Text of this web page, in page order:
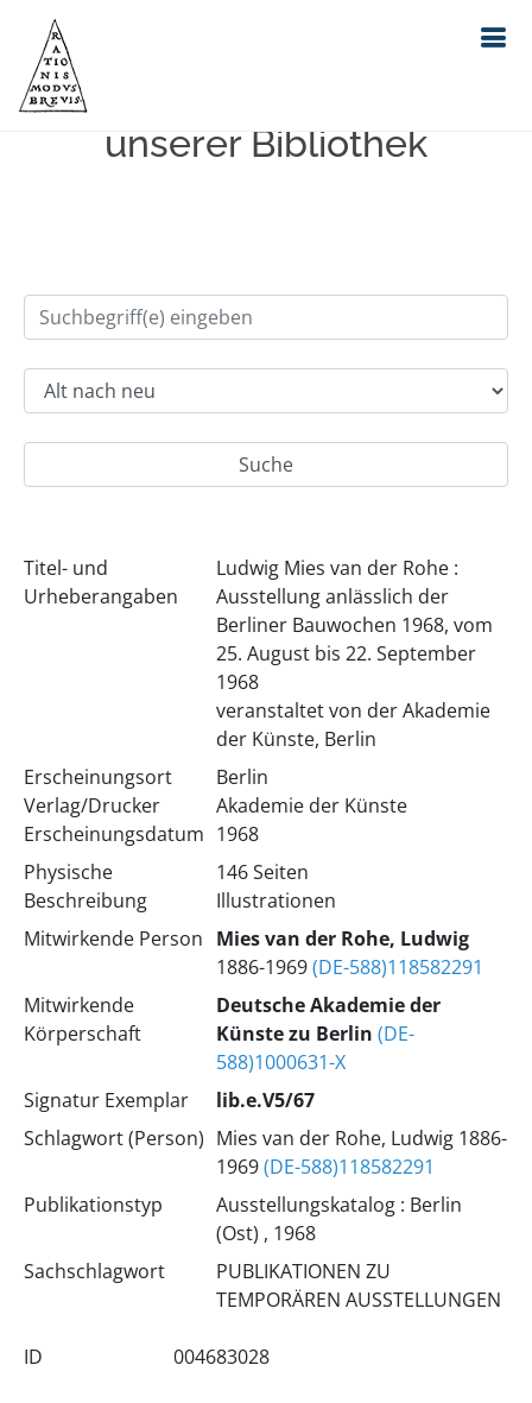
Einfache Suche im Bestand
unserer Bibliothek
Titel- und
Urheberangaben
Ludwig Mies van der Rohe :
Ausstellung anlässlich der
Berliner Bauwochen 1968, vom
25. August bis 22. September
1968
veranstaltet von der Akademie
der Künste, Berlin
Erscheinungsort
Verlag/Drucker
Erscheinungsdatum
Berlin
Akademie der Künste
1968
Physische
Beschreibung
146 Seiten
Illustrationen
Mitwirkende Person Mies van der Rohe, Ludwig
1886-1969(DE-588)118582291
Mitwirkende
Körperschaft
Deutsche Akademie der
Künste zu Berlin (DE-
588)1000631-X
Signatur Exemplar
lib.e.V5/67
Schlagwort (Person) Mies van der Rohe, Ludwig 1886-
1969(DE-588)118582291
Publikationstyp
Ausstellungskatalog : Berlin
(Ost) , 1968
Sachschlagwort
PUBLIKATIONEN ZU
TEMPORÄREN AUSSTELLUNGEN
ID 004683028